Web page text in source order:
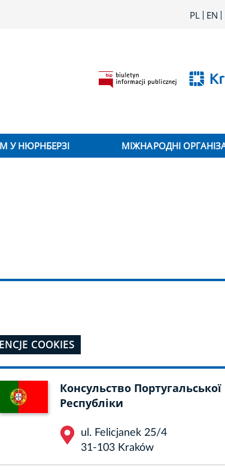
PL EN
У НЮРНБЕРЗІ МІЖНАРОДНІ
COOKIES
Консульство Португальської
Республіки
ul. Felicjanek 25/4
31-103 Kraków